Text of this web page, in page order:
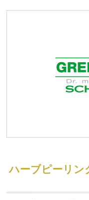
ハーブピーリン